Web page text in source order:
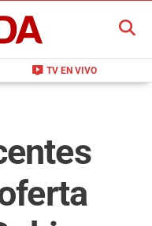
live_tv TV EN VIVO
BUSCAR